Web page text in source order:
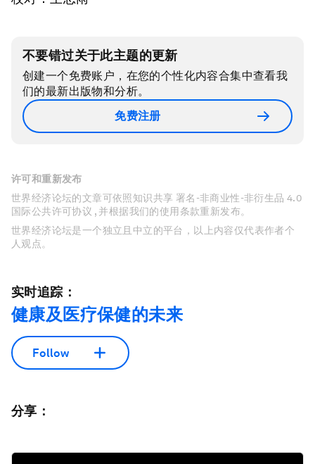
不要错过关于此主题的更新
创建一个免费账户，在您的个性化内容合集中查看我
们的最新出版物和分析。
免费注册
许可和重新发布
世界经济论坛的文章可依照知识共享 署名-非商业性-非衍生品 4.0
国际公共许可协议 , 并根据我们的使用条款重新发布。
世界经济论坛是一个独立且中立的平台，以上内容仅代表作者个
人观点。
实时追踪：
健康及医疗保健的未来
Follow
分享：